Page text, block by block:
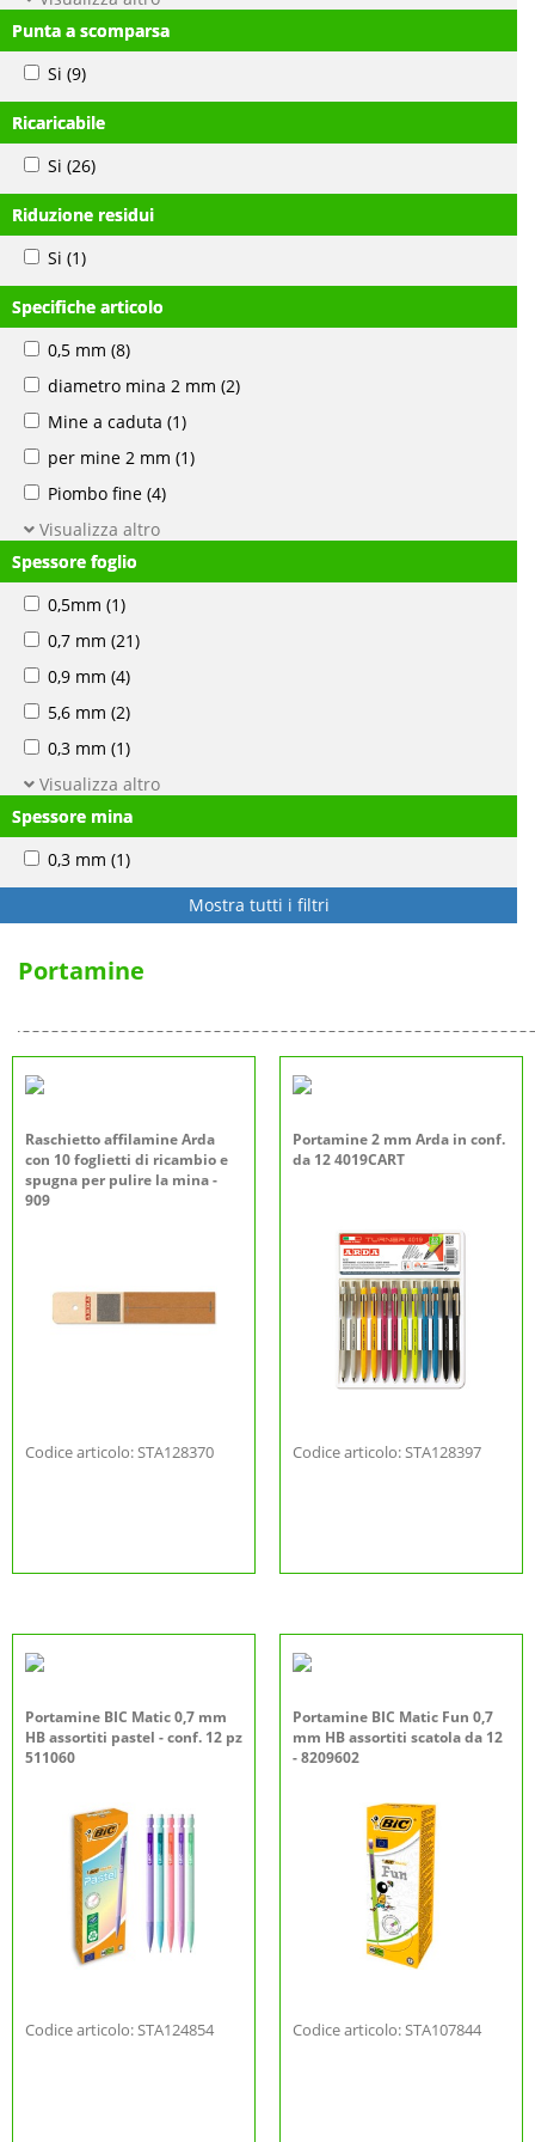
Punta a scomparsa
Si (9)
Ricaricabile
Si (26)
Riduzione residui
Si (1)
Specifiche articolo
0,5 mm (8)
diametro mina 2 mm (2)
Mine a caduta (1)
per mine 2 mm (1)
Piombo fine (4)
Visualizza altro
Spessore foglio
0,5mm (1)
0,7 mm (21)
0,9 mm (4)
5,6 mm (2)
0,3 mm (1)
Visualizza altro
Spessore mina
0,3 mm (1)
Mostra tutti i filtri
Portamine
Raschietto affilamine Arda
con 10 foglietti di ricambio e
spugna per pulire la mina -
909
Codice articolo: STA128370
Portamine 2 mm Arda in conf.
da 12 4019CART
Codice articolo: STA128397
Portamine BIC Matic 0,7 mm
HB assortiti pastel - conf. 12 pz
511060
Codice articolo: STA124854
Portamine BIC Matic Fun 0,7
mm HB assortiti scatola da 12
- 8209602
Codice articolo: STA107844